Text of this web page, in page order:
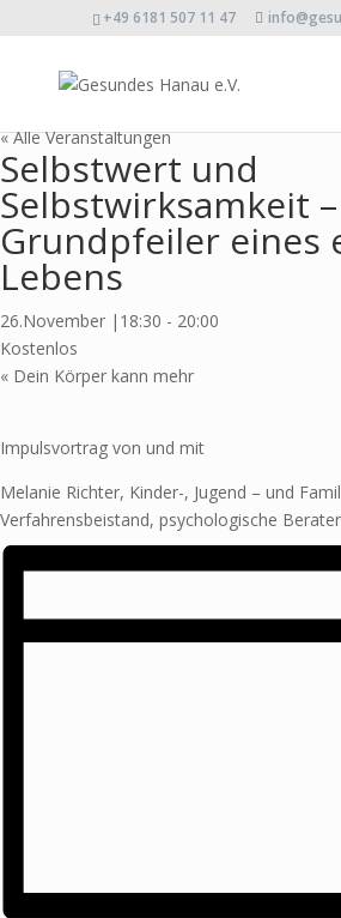
+49 6181 507 11 47
« Alle Veranstaltungen
Selbstwert und
Selbstwirksamkeit
Grundpfeiler eines
Lebens
26.November |18:30 - 20:00
Kostenlos
« Dein Körper kann mehr
Impulsvortrag von und mit
Melanie Richter, Kinder-, Jugend – und
Verfahrensbeistand, psychologische